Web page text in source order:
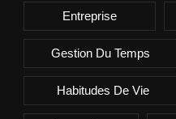
Entreprise
Gestion Du Temps
Habitudes De Vie